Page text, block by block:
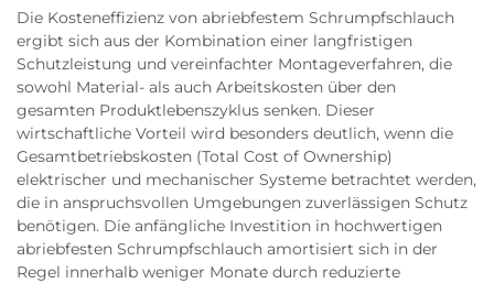
Die Kosteneffizienz von abriebfestem Schrumpfschlauch
ergibt sich aus der Kombination einer langfristigen
Schutzleistung und vereinfachter Montageverfahren, die
sowohl Material- als auch Arbeitskosten über den
gesamten Produktlebenszyklus senken. Dieser
wirtschaftliche Vorteil wird besonders deutlich, wenn die
Gesamtbetriebskosten (Total Cost of Ownership)
elektrischer und mechanischer Systeme betrachtet werden,
die in anspruchsvollen Umgebungen zuverlässigen Schutz
benötigen. Die anfängliche Investition in hochwertigen
abriebfesten Schrumpfschlauch amortisiert sich in der
Regel innerhalb weniger Monate durch reduzierte